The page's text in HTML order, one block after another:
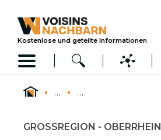
Kostenlose und geteilte Informationen
... ...
GROSSREGION - OBERRHEIN